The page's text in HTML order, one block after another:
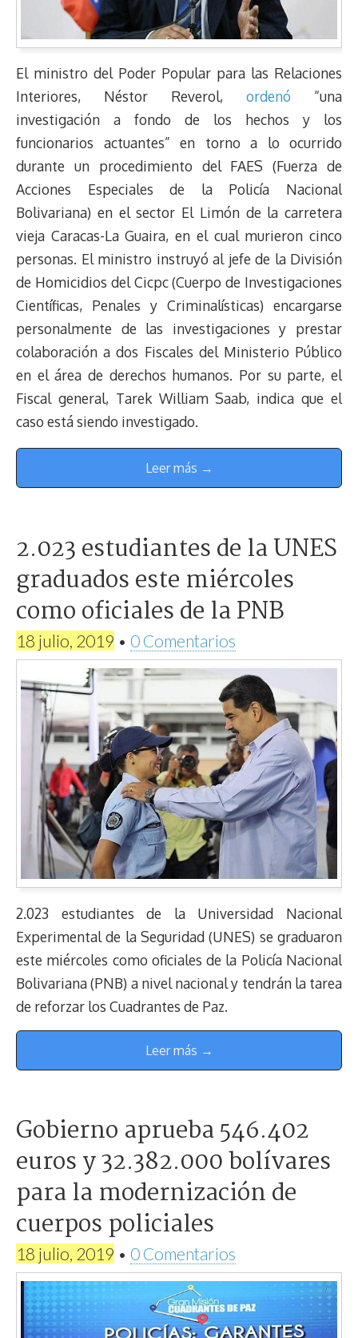
El ministro del Poder Popular para las Relaciones
Interiores, Néstor Reverol, ordenó “una
investigación a fondo de los hechos y los
funcionarios actuantes” en torno a lo ocurrido
durante un procedimiento del FAES (Fuerza de
Acciones Especiales de la Policía Nacional
Bolivariana) en el sector El Limón de la carretera
vieja Caracas-La Guaira, en el cual murieron cinco
personas. El ministro instruyó al jefe de la División
de Homicidios del Cicpc (Cuerpo de Investigaciones
Científicas, Penales y Criminalísticas) encargarse
personalmente de las investigaciones y prestar
colaboración a dos Fiscales del Ministerio Público
en el área de derechos humanos. Por su parte, el
Fiscal general, Tarek William Saab, indica que el
caso está siendo investigado.
Leer más →
2.023 estudiantes de la UNES
graduados este miércoles
como oficiales de la PNB
18 julio, 2019 • 0 Comentarios
2.023 estudiantes de la Universidad Nacional
Experimental de la Seguridad (UNES) se graduaron
este miércoles como oficiales de la Policía Nacional
Bolivariana (PNB) a nivel nacional y tendrán la tarea
de reforzar los Cuadrantes de Paz.
Leer más →
Gobierno aprueba 546.402
euros y 32.382.000 bolívares
para la modernización de
cuerpos policiales
18 julio, 2019 • 0 Comentarios